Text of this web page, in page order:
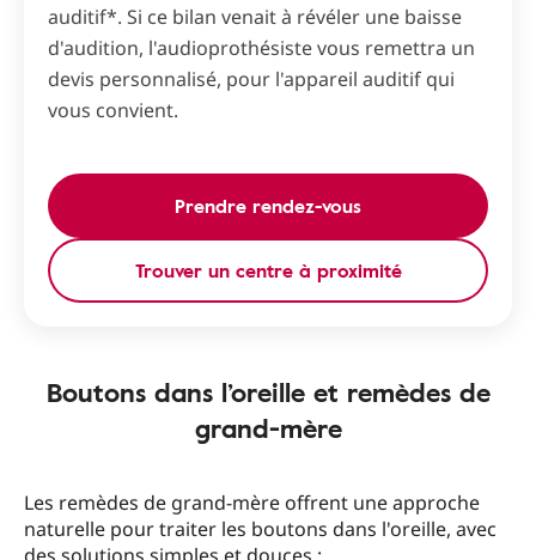
auditif*. Si ce bilan venait à révéler une baisse
d'audition, l'audioprothésiste vous remettra un
devis personnalisé, pour l'appareil auditif qui
vous convient.
Prendre rendez-vous
Trouver un centre à proximité
Boutons dans l’oreille et remèdes de
grand-mère
Les remèdes de grand-mère offrent une approche
naturelle pour traiter les boutons dans l'oreille, avec